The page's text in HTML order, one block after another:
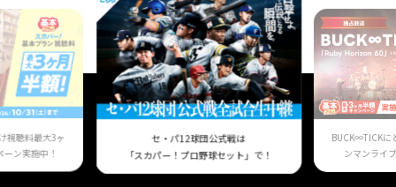
視聴料最大3ヶ
ン実施中！
セ・パ12球団公式戦は
「スカパー！プロ野球セット」で！
BUCK∞TICKに
ンマンライ